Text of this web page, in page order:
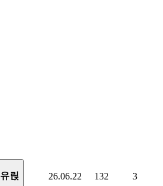
유릱 26.06.22 132 3